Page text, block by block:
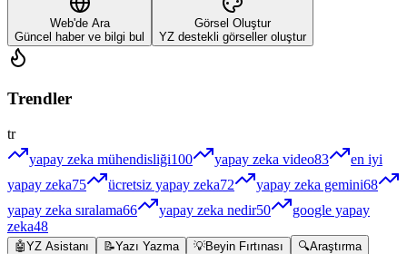
Web'de Ara
Güncel haber ve bilgi bul
Görsel Oluştur
YZ destekli görseller oluştur
Trendler
tr
yapay zeka mühendisliği100 yapay zeka video83
en iyi
yapay zeka75 ücretsiz yapay zeka72 yapay zeka gemini68
yapay zeka sıralama66 yapay zeka nedir50
google yapay
zeka48
🤖YZ Asistanı 📝Yazı Yazma 💡Beyin Fırtınası 🔍Araştırma